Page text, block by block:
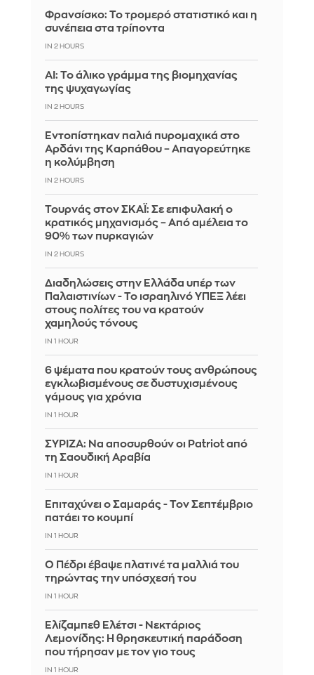
Φρανσίσκο: Το τρομερό στατιστικό και η
συνέπεια στα τρίποντα
IN 2 HOURS
AI: Το άλικο γράμμα της βιομηχανίας
της ψυχαγωγίας
IN 2 HOURS
Εντοπίστηκαν παλιά πυρομαχικά στο
Αρδάνι της Καρπάθου – Απαγορεύτηκε
η κολύμβηση
IN 2 HOURS
Τουρνάς στον ΣΚΑΪ: Σε επιφυλακή ο
κρατικός μηχανισμός – Από αμέλεια το
90% των πυρκαγιών
IN 2 HOURS
Διαδηλώσεις στην Ελλάδα υπέρ των
Παλαιστινίων - Το ισραηλινό ΥΠΕΞ λέει
στους πολίτες του να κρατούν
χαμηλούς τόνους
IN 1 HOUR
6 ψέματα που κρατούν τους ανθρώπους
εγκλωβισμένους σε δυστυχισμένους
γάμους για χρόνια
IN 1 HOUR
ΣΥΡΙΖΑ: Να αποσυρθούν οι Patriot από
τη Σαουδική Αραβία
IN 1 HOUR
Επιταχύνει ο Σαμαράς - Τον Σεπτέμβριο
πατάει το κουμπί
IN 1 HOUR
Ο Πέδρι έβαψε πλατινέ τα μαλλιά του
τηρώντας την υπόσχεσή του
IN 1 HOUR
Ελίζαμπεθ Ελέτσι - Νεκτάριος
Λεμονίδης: Η θρησκευτική παράδοση
που τήρησαν με τον γιο τους
IN 1 HOUR